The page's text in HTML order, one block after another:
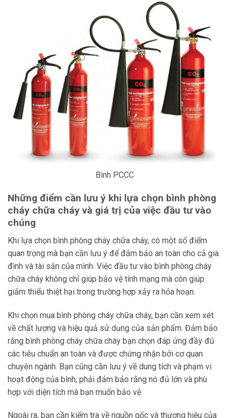
Bình PCCC
Những điểm cần lưu ý khi lựa chọn bình phòng
cháy chữa cháy và giá trị của việc đầu tư vào
chúng
Khi lựa chọn bình phòng cháy chữa cháy, có một số điểm
quan trọng mà bạn cần lưu ý để đảm bảo an toàn cho cả gia
đình và tài sản của mình. Việc đầu tư vào bình phòng cháy
chữa cháy không chỉ giúp bảo vệ tính mạng mà còn giúp
giảm thiểu thiệt hại trong trường hợp xảy ra hỏa hoạn.
Khi chọn mua bình phòng cháy chữa cháy, bạn cần xem xét
về chất lượng và hiệu quả sử dụng của sản phẩm. Đảm bảo
rằng bình phòng cháy chữa cháy bạn chọn đáp ứng đầy đủ
các tiêu chuẩn an toàn và được chứng nhận bởi cơ quan
chuyên ngành. Bạn cũng cần lưu ý về dung tích và phạm vi
hoạt động của bình, phải đảm bảo rằng nó đủ lớn và phù
hợp với diện tích mà bạn muốn bảo vệ.
Ngoài ra, bạn cần kiểm tra về nguồn gốc và thương hiệu của